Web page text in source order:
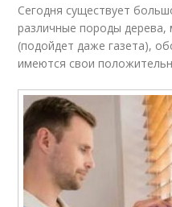
Сегодня существует
различные породы дерева,
(подойдет даже газета),
имеются свои